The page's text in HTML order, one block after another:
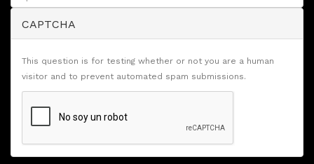
CAPTCHA
This question is for testing whether or not you are a human
visitor and to prevent automated spam submissions.